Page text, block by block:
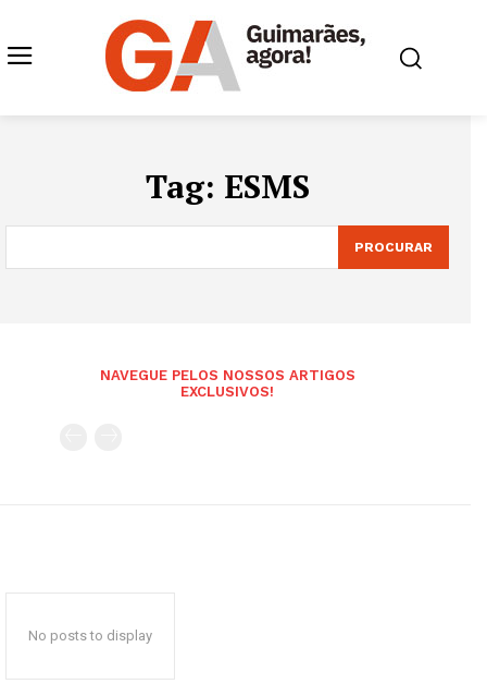
Tag: ESMS
PROCURAR
NAVEGUE PELOS NOSSOS ARTIGOS
EXCLUSIVOS!
No posts to display